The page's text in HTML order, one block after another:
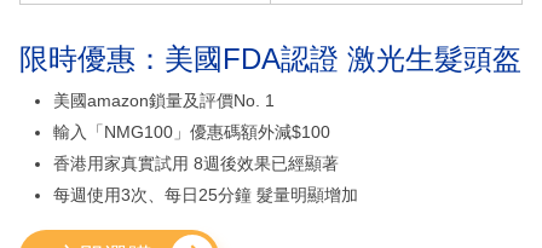
限時優惠：美國FDA認證 激光生髮頭盔
美國amazon鎖量及評價No. 1
輸入「NMG100」優惠碼額外減$100
香港用家真實試用 8週後效果已經顯著
每週使用3次、每日25分鐘 髮量明顯增加